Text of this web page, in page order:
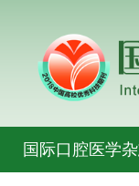
国际口腔医学